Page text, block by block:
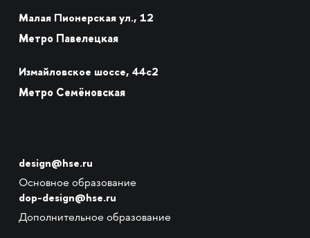
Малая Пионерская ул., 12
Метро Павелецкая
Измайловское шоссе, 44с2
Метро Семёновская
design@hse.ru
Основное образование
dop-design@hse.ru
Дополнительное образование